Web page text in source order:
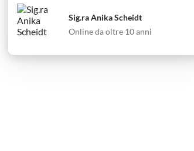
Sig.ra Anika Scheidt
Online da oltre 10 anni